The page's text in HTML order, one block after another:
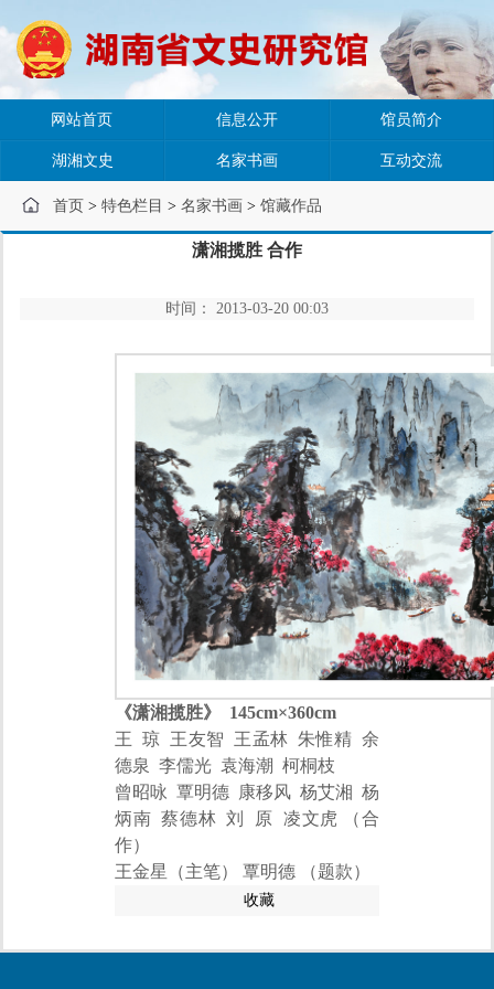
网站首页 信息公开 馆员简介
湖湘文史 名家书画 互动交流
首页 > 特色栏目 > 名家书画 > 馆藏作品
潇湘揽胜 合作
时间： 2013-03-20 00:03
《潇湘揽胜》 145cm×360cm
王 琼 王友智 王孟林 朱惟精 余
德泉 李儒光 袁海潮 柯桐枝
曾昭咏 覃明德 康移风 杨艾湘 杨
炳南 蔡德林 刘 原 凌文虎 （合
作）
王金星（主笔） 覃明德 （题款）
收藏